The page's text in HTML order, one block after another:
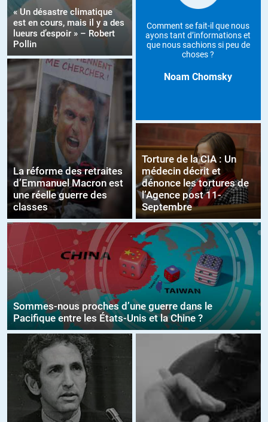
« Un désastre climatique
est en cours, mais il y a des
lueurs d’espoir » – Robert
Pollin
La réforme des retraites
d’Emmanuel Macron est
une réelle guerre des
classes
Comment se fait-il que nous
ayons tant d’informations et
que nous sachions si peu de
choses ?
Noam Chomsky
Torture de la CIA : Un
médecin décrit et
dénonce les tortures de
l’Agence post 11-
Septembre
Sommes-nous proches d’une guerre dans le
Pacifique entre les États-Unis et la Chine ?